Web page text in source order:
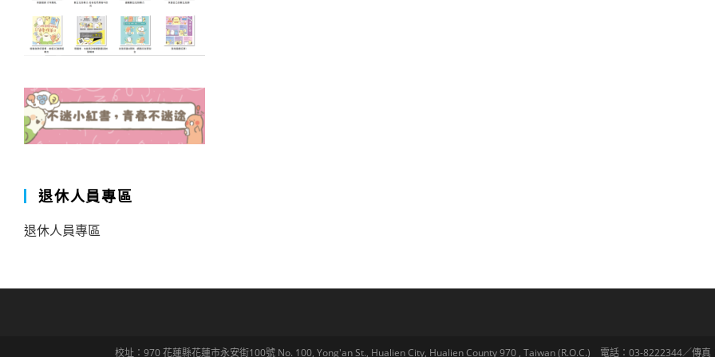
退休人員專區
退休人員專區
校址：970 花蓮縣花蓮市永安街100號 No. 100, Yong'an St., Hualien City, Hualien County 970 , Taiwan (R.O.C.) 電話：03-8222344／傳